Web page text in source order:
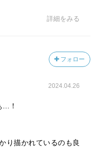
詳細をみる
フォロー
2024.04.26
…！
り描かれているのも良